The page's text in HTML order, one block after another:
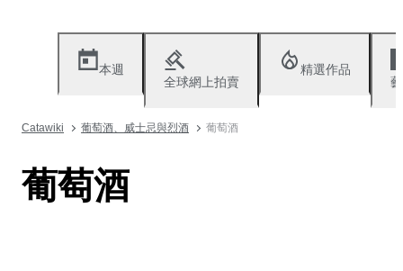
本週
全球網上拍賣
精選作品
Catawiki 葡萄酒、威士忌與烈酒 葡萄酒
葡萄酒